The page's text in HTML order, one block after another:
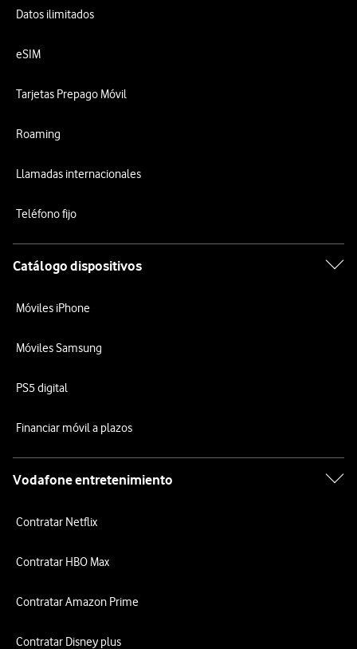
Datos ilimitados
eSIM
Tarjetas Prepago Móvil
Roaming
Llamadas internacionales
Teléfono fijo
Catálogo dispositivos
Móviles iPhone
Móviles Samsung
PS5 digital
Financiar móvil a plazos
Vodafone entretenimiento
Contratar Netflix
Contratar HBO Max
Contratar Amazon Prime
Contratar Disney plus